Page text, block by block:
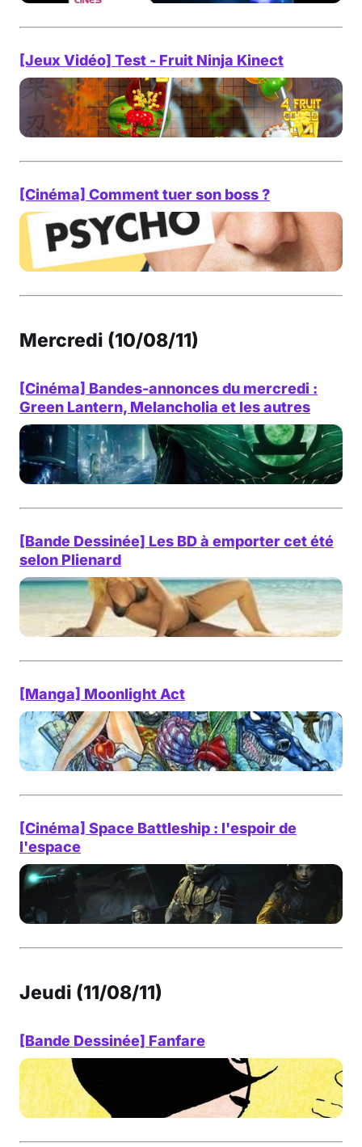
[Jeux Vidéo] Test - Fruit Ninja Kinect
[Cinéma] Comment tuer son boss ?
Mercredi (10/08/11)
[Cinéma] Bandes-annonces du mercredi :
Green Lantern, Melancholia et les autres
[Bande Dessinée] Les BD à emporter cet été
selon Plienard
[Manga] Moonlight Act
[Cinéma] Space Battleship : l'espoir de
l'espace
Jeudi (11/08/11)
[Bande Dessinée] Fanfare